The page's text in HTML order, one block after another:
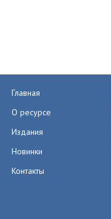
Главная
О ресурсе
Издания
Новинки
Контакты